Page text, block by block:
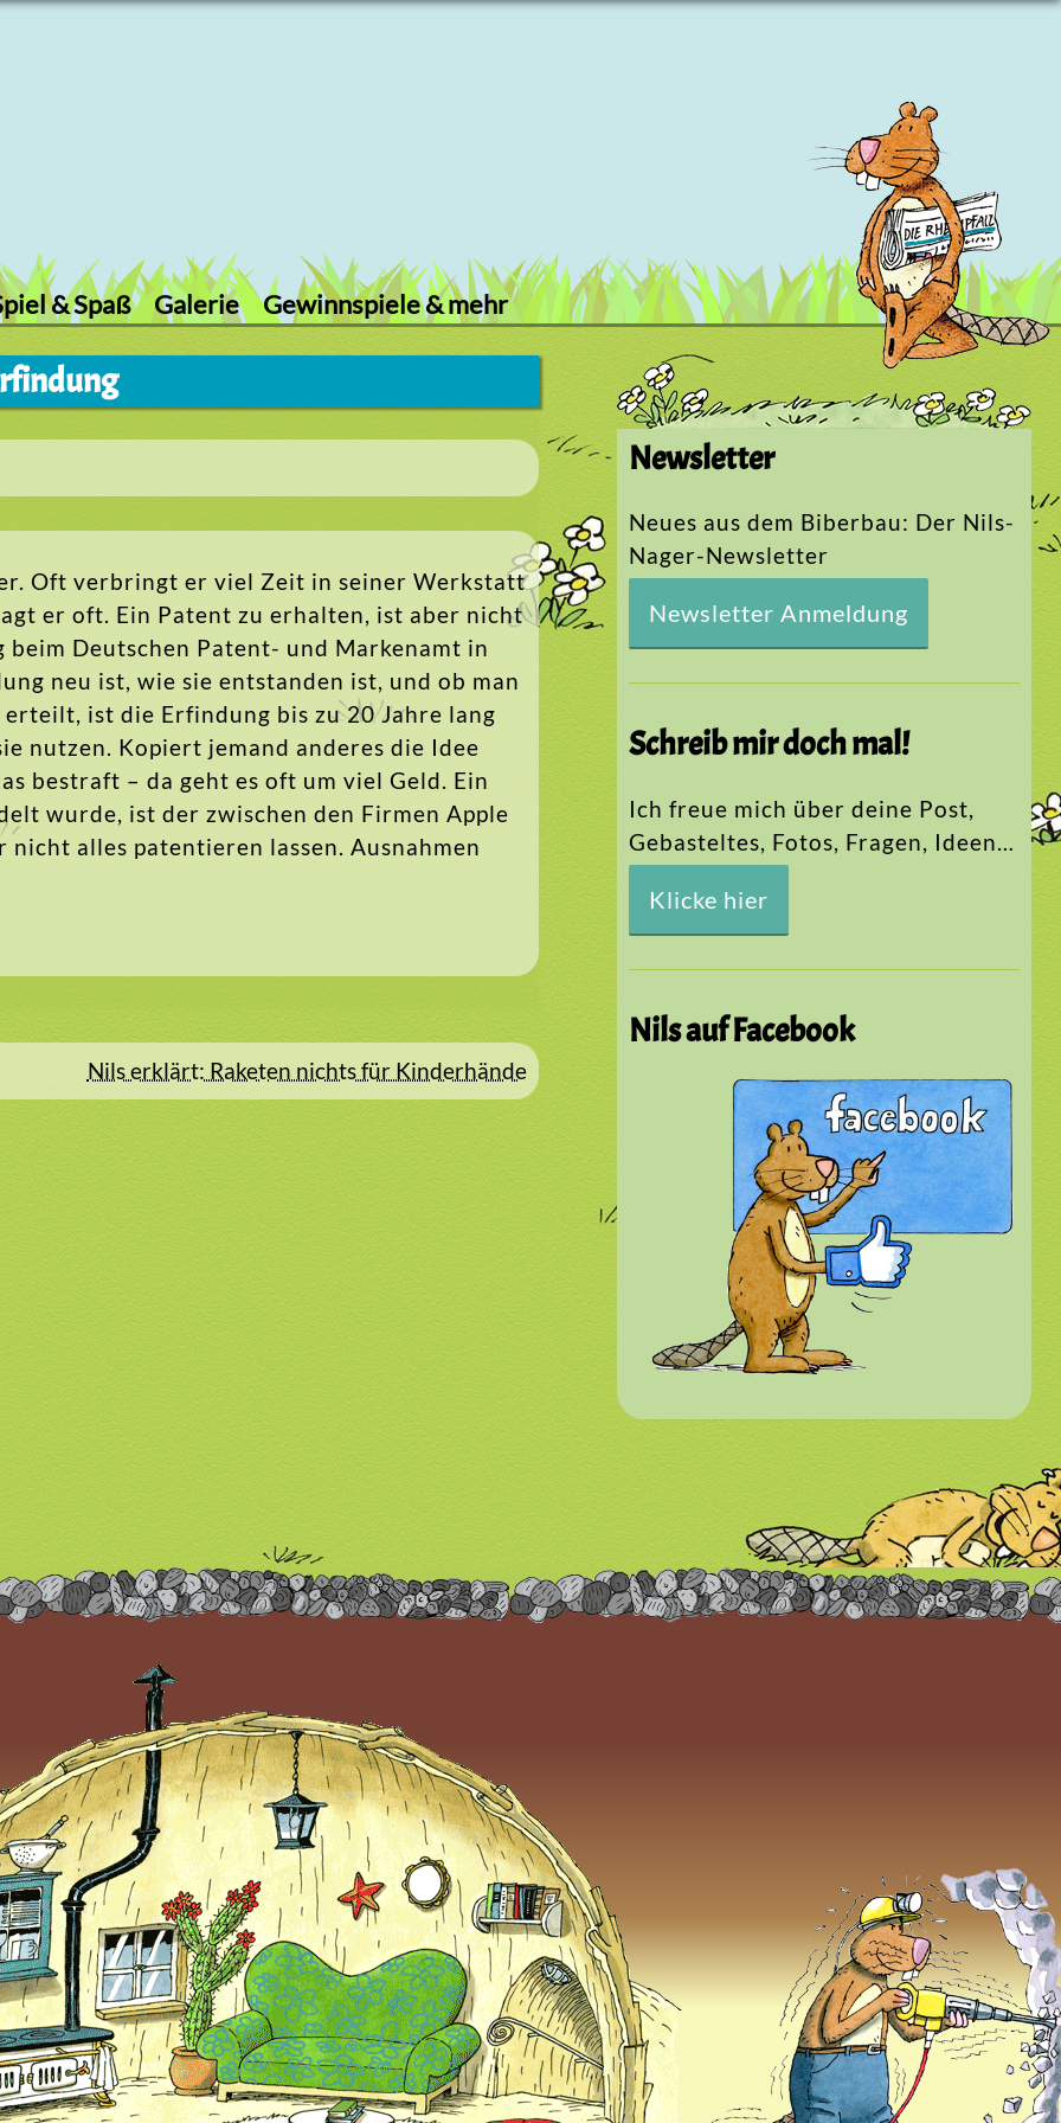
& Spaß Galerie Gewinnspiele & mehr
Oft verbringt er viel Zeit in seiner Werkstatt
er oft. Ein Patent zu erhalten, ist aber nicht
Deutschen Patent- und Markenamt in
neu ist, wie sie entstanden ist, und ob man
ist die Erfindung bis zu 20 Jahre lang
nutzen. Kopiert jemand anderes die Idee
bestraft – da geht es oft um viel Geld. Ein
wurde, ist der zwischen den Firmen Apple
nicht alles patentieren lassen. Ausnahmen
Nils erklärt: Raketen nichts für Kinderhände
Newsletter
Neues aus dem Biberbau: Der Nils-
Nager-Newsletter
Newsletter Anmeldung
Schreib mir doch mal!
Ich freue mich über deine Post,
Gebasteltes, Fotos, Fragen, Ideen…
Klicke hier
Nils auf Facebook